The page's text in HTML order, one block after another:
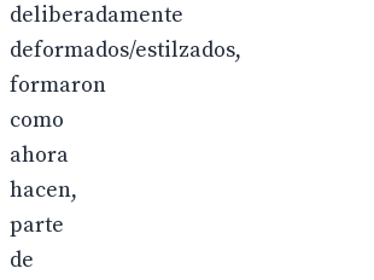
deliberadamente
deformados/estilzados,
formaron
como
ahora
hacen,
parte
de